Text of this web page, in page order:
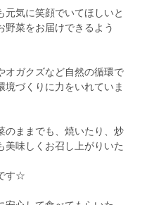
元気に笑顔でいてほしいと
野菜をお届けできるよう
オガクズなど自然の循環で
づくりに力をいれていま
のままでも、焼いたり、炒
美味しくお召し上がりいた
す☆